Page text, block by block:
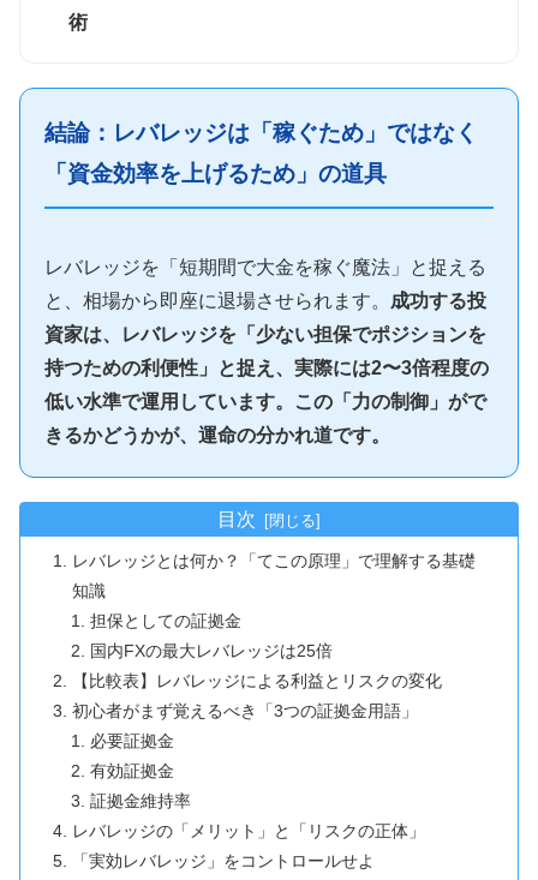
術
結論：レバレッジは「稼ぐため」ではなく
「資金効率を上げるため」の道具
レバレッジを「短期間で大金を稼ぐ魔法」と捉える
と、相場から即座に退場させられます。 成功する投
資家は、レバレッジを「少ない担保でポジションを
持つための利便性」と捉え、実際には2〜3倍程度の
低い水準で運用しています。この「力の制御」がで
きるかどうかが、運命の分かれ道です。
目次
レバレッジとは何か？「てこの原理」で理解する基礎
知識
担保としての証拠金
国内FXの最大レバレッジは25倍
【比較表】レバレッジによる利益とリスクの変化
初心者がまず覚えるべき「3つの証拠金用語」
必要証拠金
有効証拠金
証拠金維持率
レバレッジの「メリット」と「リスクの正体」
「実効レバレッジ」をコントロールせよ